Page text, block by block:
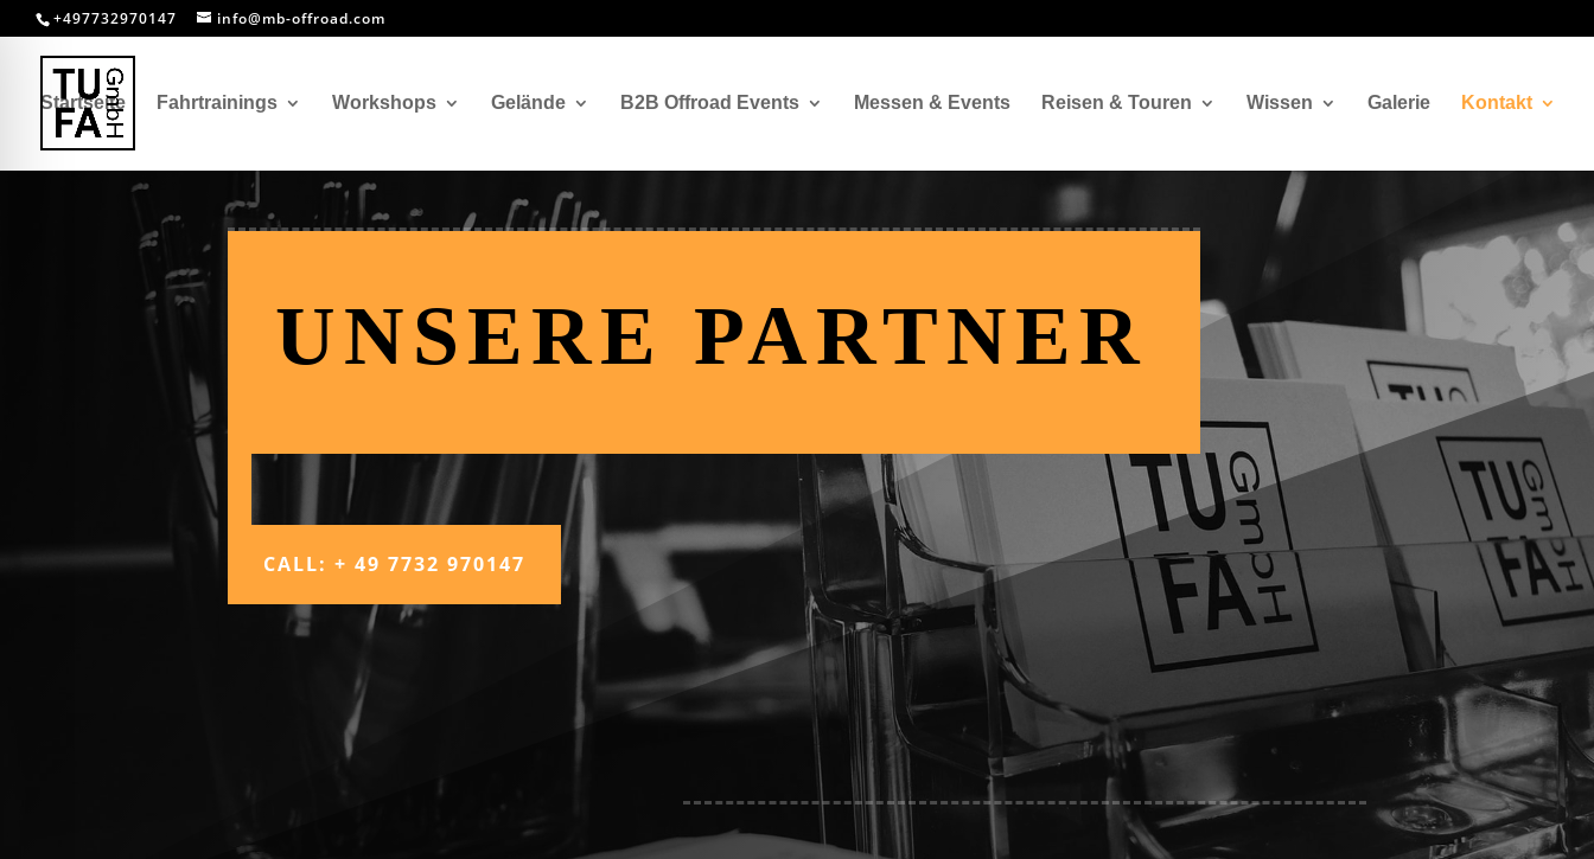
+497732970147 info@mb-offroad.com
Startseite Fahrtrainings Workshops Gelände B2B Offroad Events Messen & Events Reisen & Touren Wissen Galerie Kontakt
UNSERE PARTNER
CALL: + 49 7732 970147
 info@mb-offroad.com
 www.mb-offroad.com
 Kabisländer 3, 78315 Radolfzell
+49 7732 970 146